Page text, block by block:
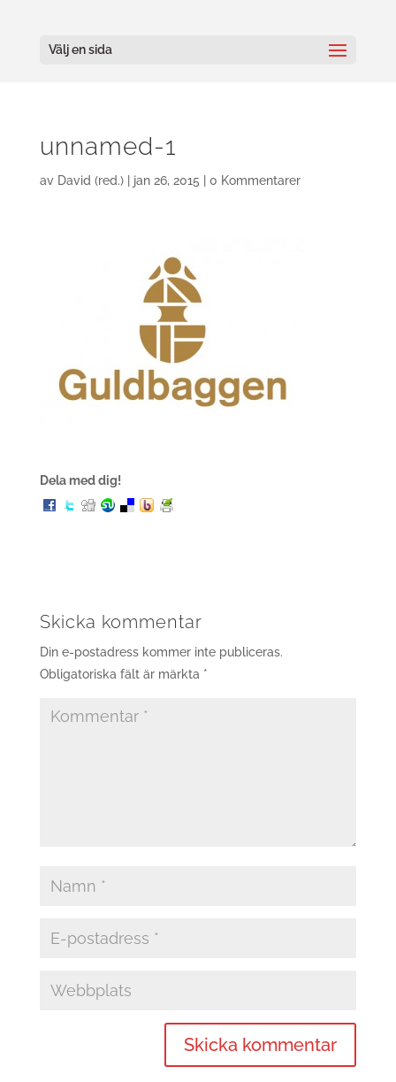
Välj en sida
unnamed-1
av David (red.)| jan 26, 2015 0 Kommentarer
Dela med dig!
Skicka kommentar
Din e-postadress kommer inte publiceras.
Obligatoriska fält är märkta *